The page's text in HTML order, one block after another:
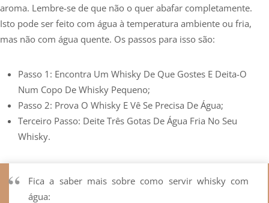
aroma. Lembre-se de que não o quer abafar completamente.
Isto pode ser feito com água à temperatura ambiente ou fria,
mas não com água quente. Os passos para isso são:
Passo 1: Encontra Um Whisky De Que Gostes E Deita-O
Num Copo De Whisky Pequeno;
Passo 2: Prova O Whisky E Vê Se Precisa De Água;
Terceiro Passo: Deite Três Gotas De Água Fria No Seu
Whisky.
Fica a saber mais sobre como servir whisky com
água: